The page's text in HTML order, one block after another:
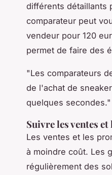
différents détaillants
comparateur peut
vendeur pour 120
permet de faire des
"Les comparateurs
de l'achat de
quelques secondes."
Suivre les ventes
Les ventes et les
à moindre coût. Les
régulièrement des